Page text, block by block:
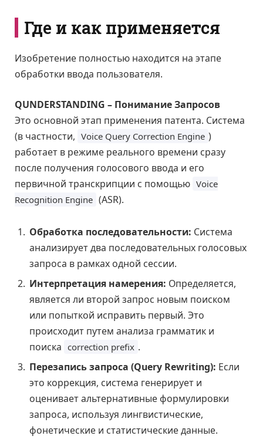
Где и как применяется
Изобретение полностью находится на этапе
обработки ввода пользователя.
QUNDERSTANDING – Понимание Запросов
Это основной этап применения патента. Система
(в частности, Voice Query Correction Engine )
работает в режиме реального времени сразу
после получения голосового ввода и его
первичной транскрипции с помощью Voice
Recognition Engine (ASR).
Обработка последовательности: Система
анализирует два последовательных голосовых
запроса в рамках одной сессии.
Интерпретация намерения: Определяется,
является ли второй запрос новым поиском
или попыткой исправить первый. Это
происходит путем анализа грамматик и
поиска correction prefix .
Перезапись запроса (Query Rewriting): Если
это коррекция, система генерирует и
оценивает альтернативные формулировки
запроса, используя лингвистические,
фонетические и статистические данные.